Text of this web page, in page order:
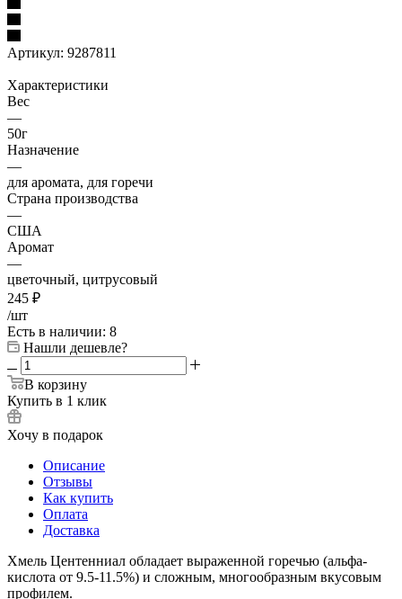
Артикул: 9287811
Характеристики
Вес
—
50г
Назначение
—
для аромата, для горечи
Страна производства
—
США
Аромат
—
цветочный, цитрусовый
245 ₽
/шт
Есть в наличии: 8
Нашли дешевле?
В корзину
Купить в 1 клик
Хочу в подарок
Описание
Отзывы
Как купить
Оплата
Доставка
Хмель Центенниал обладает выраженной горечью (альфа-
кислота от 9.5-11.5%) и сложным, многообразным вкусовым
профилем.